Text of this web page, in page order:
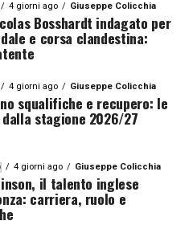
4 giorni ago Giuseppe Colicchia
Bosshardt indagato per
e corsa clandestina:
4 giorni ago Giuseppe Colicchia
squalifiche e recupero: le
stagione 2026/27
4 giorni ago Giuseppe Colicchia
il talento inglese
carriera, ruolo e